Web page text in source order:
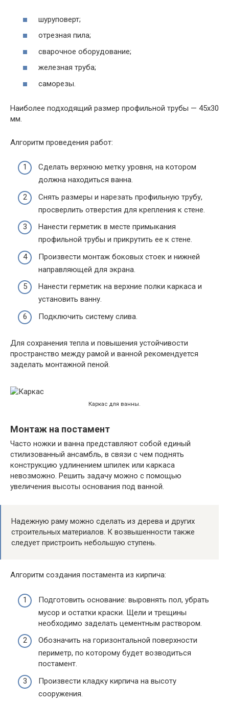
шуруповерт;
отрезная пила;
сварочное оборудование;
железная труба;
саморезы.
Наиболее подходящий размер профильной трубы — 45х30
мм.
Алгоритм проведения работ:
Сделать верхнюю метку уровня, на котором
должна находиться ванна.
Снять размеры и нарезать профильную трубу,
просверлить отверстия для крепления к стене.
Нанести герметик в месте примыкания
профильной трубы и прикрутить ее к стене.
Произвести монтаж боковых стоек и нижней
направляющей для экрана.
Нанести герметик на верхние полки каркаса и
установить ванну.
Подключить систему слива.
Для сохранения тепла и повышения устойчивости
пространство между рамой и ванной рекомендуется
заделать монтажной пеной.
Каркас для ванны.
Монтаж на постамент
Часто ножки и ванна представляют собой единый
стилизованный ансамбль, в связи с чем поднять
конструкцию удлинением шпилек или каркаса
невозможно. Решить задачу можно с помощью
увеличения высоты основания под ванной.
Надежную раму можно сделать из дерева и других
строительных материалов. К возвышенности также
следует пристроить небольшую ступень.
Алгоритм создания постамента из кирпича:
Подготовить основание: выровнять пол, убрать
мусор и остатки краски. Щели и трещины
необходимо заделать цементным раствором.
Обозначить на горизонтальной поверхности
периметр, по которому будет возводиться
постамент.
Произвести кладку кирпича на высоту
сооружения.